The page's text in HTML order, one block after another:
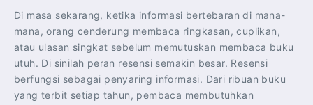
Di masa sekarang, ketika informasi bertebaran di mana-
mana, orang cenderung membaca ringkasan, cuplikan,
atau ulasan singkat sebelum memutuskan membaca buku
utuh. Di sinilah peran resensi semakin besar. Resensi
berfungsi sebagai penyaring informasi. Dari ribuan buku
yang terbit setiap tahun, pembaca membutuhkan